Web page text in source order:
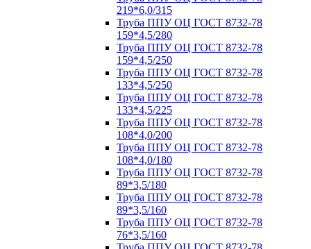
219*6,0/315
Труба ППУ ОЦ ГОСТ 8732-78
159*4,5/280
Труба ППУ ОЦ ГОСТ 8732-78
159*4,5/250
Труба ППУ ОЦ ГОСТ 8732-78
133*4,5/250
Труба ППУ ОЦ ГОСТ 8732-78
133*4,5/225
Труба ППУ ОЦ ГОСТ 8732-78
108*4,0/200
Труба ППУ ОЦ ГОСТ 8732-78
108*4,0/180
Труба ППУ ОЦ ГОСТ 8732-78
89*3,5/180
Труба ППУ ОЦ ГОСТ 8732-78
89*3,5/160
Труба ППУ ОЦ ГОСТ 8732-78
76*3,5/160